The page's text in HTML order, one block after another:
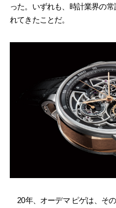
った。いずれも、時計業界の
れてきたことだ。
20年、オーデマ ピゲは、そ